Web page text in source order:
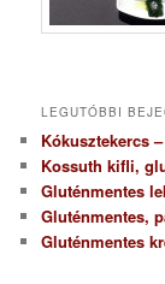
LEGUTÓBBI
Kókusztekercs
Kossuth kifli,
Gluténmentes
Gluténmentes,
Gluténmentes